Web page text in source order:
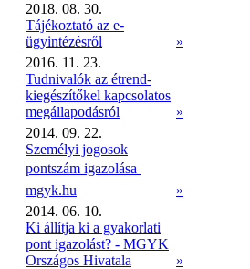
2018. 08. 30.
Tájékoztató az e-
ügyintézésről
»
2016. 11. 23.
Tudnivalók az étrend-
kiegészítőkel kapcsolatos
megállapodásról
»
2014. 09. 22.
Személyi jogosok
pontszám igazolása 
mgyk.hu
»
2014. 06. 10.
Ki állítja ki a gyakorlati
pont igazolást? - MGYK
Országos Hivatala
»